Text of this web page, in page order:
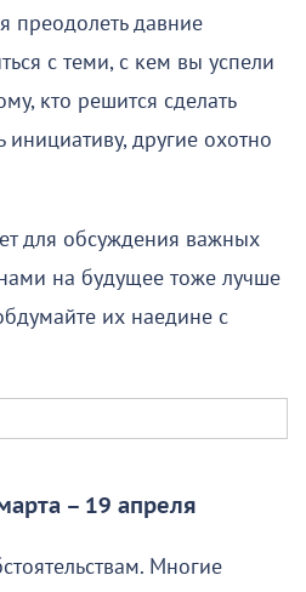
преодолеть давние
с теми, с кем вы успели
кто решится сделать
другие охотно
для обсуждения важных
на будущее тоже лучше
их наедине с
– 19 апреля
Многие